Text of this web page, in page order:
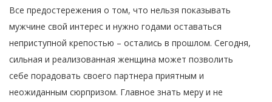
Все предостережения о том, что нельзя показывать
мужчине свой интерес и нужно годами оставаться
неприступной крепостью – остались в прошлом. Сегодня,
сильная и реализованная женщина может позволить
себе порадовать своего партнера приятным и
неожиданным сюрпризом. Главное знать меру и не